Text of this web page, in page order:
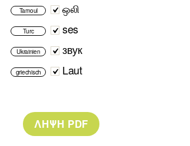
Tamoul ஒலி
Turc ses
Ukrainien звук
griechisch Laut